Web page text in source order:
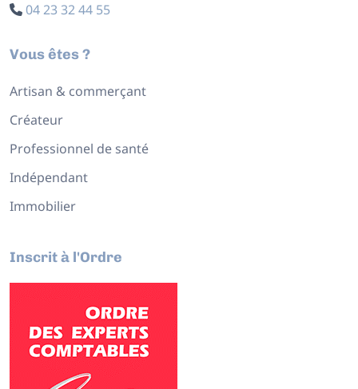
04 23 32 44 55
Vous êtes ?
Artisan & commerçant
Créateur
Professionnel de santé
Indépendant
Immobilier
Inscrit à l'Ordre